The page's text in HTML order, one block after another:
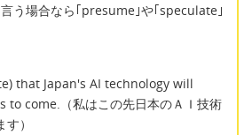
言う場合なら｢presume｣や｢speculate｣
that Japan's AI technology will
come.（私はこの先日本のＡＩ技術
）